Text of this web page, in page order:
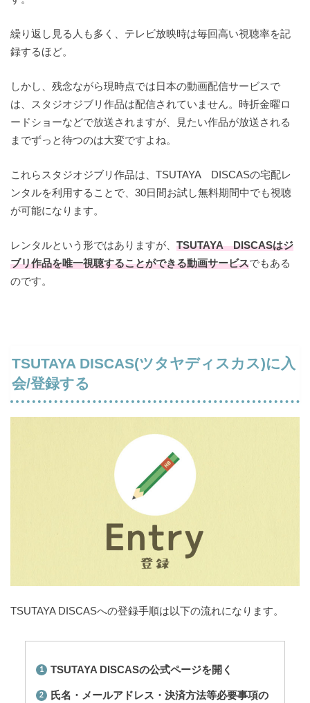
繰り返し見る人も多く、テレビ放映時は毎回高い視聴率を記
録するほど。
しかし、残念ながら現時点では日本の動画配信サービスで
は、スタジオジブリ作品は配信されていません。時折金曜ロ
ードショーなどで放送されますが、見たい作品が放送される
までずっと待つのは大変ですよね。
これらスタジオジブリ作品は、TSUTAYA DISCASの宅配レ
ンタルを利用することで、30日間お試し無料期間中でも視聴
が可能になります。
レンタルという形ではありますが、 TSUTAYA DISCASはジ
ブリ作品を唯一視聴することができる動画サービスでもある
のです。
TSUTAYA DISCAS(ツタヤディスカス)に入
会/登録する
TSUTAYA DISCASへの登録手順は以下の流れになります。
TSUTAYA DISCASの公式ページを開く
氏名・メールアドレス・決済方法等必要事項の